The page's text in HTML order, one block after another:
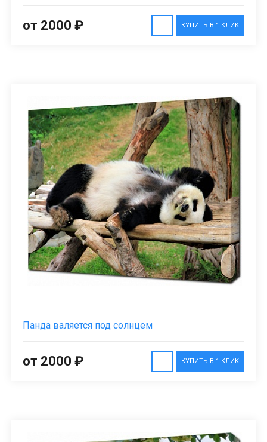
КУПИТЬ В 1 КЛИК
от 2000 ₽
Панда валяется под солнцем
КУПИТЬ В 1 КЛИК
от 2000 ₽